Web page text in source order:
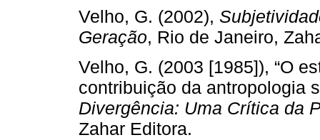
Velho, G. (2002),
Geração, Rio de Janeiro,
Velho, G. (2003 [1985]), “O
contribuição da antropologia
Divergência: Uma Crítica da
Zahar Editora.